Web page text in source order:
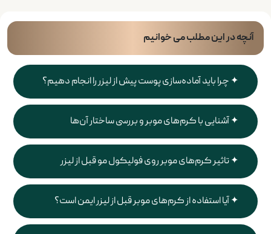
آنچه در این مطلب می خوانیم
چرا باید آماده‌سازی پوست پیش از لیزر را انجام دهیم؟
آشنایی با کرم‌های موبر و بررسی ساختار آن‌ها
تاثیر کرم‌های موبر روی فولیکول مو قبل از لیزر
آیا استفاده از کرم‌های موبر قبل از لیزر ایمن است؟